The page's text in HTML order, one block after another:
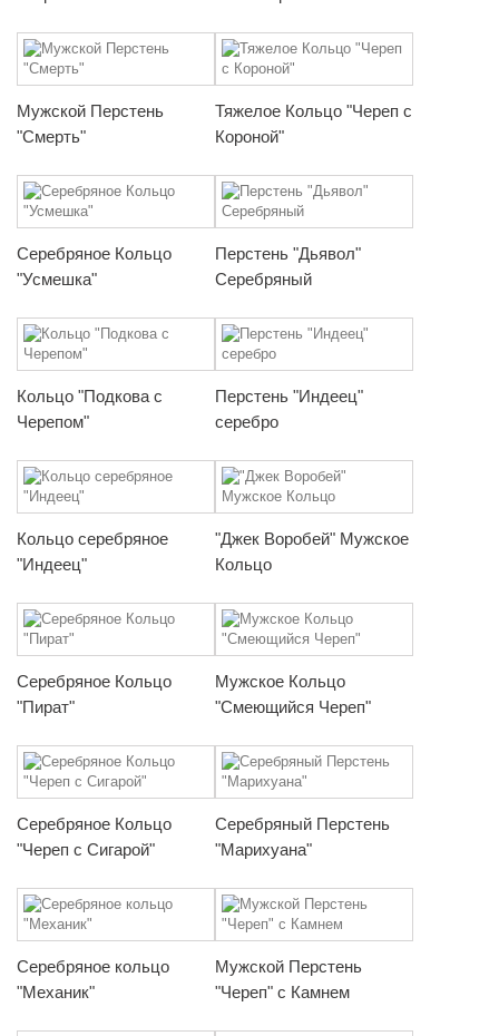
Мужской Перстень
"Смерть"
Тяжелое Кольцо "Череп с
Короной"
Серебряное Кольцо
"Усмешка"
Перстень "Дьявол"
Серебряный
Кольцо "Подкова с
Черепом"
Перстень "Индеец"
серебро
Кольцо серебряное
"Индеец"
"Джек Воробей" Мужское
Кольцо
Серебряное Кольцо
"Пират"
Мужское Кольцо
"Смеющийся Череп"
Серебряное Кольцо
"Череп с Сигарой"
Серебряный Перстень
"Марихуана"
Серебряное кольцо
"Механик"
Мужской Перстень
"Череп" с Камнем